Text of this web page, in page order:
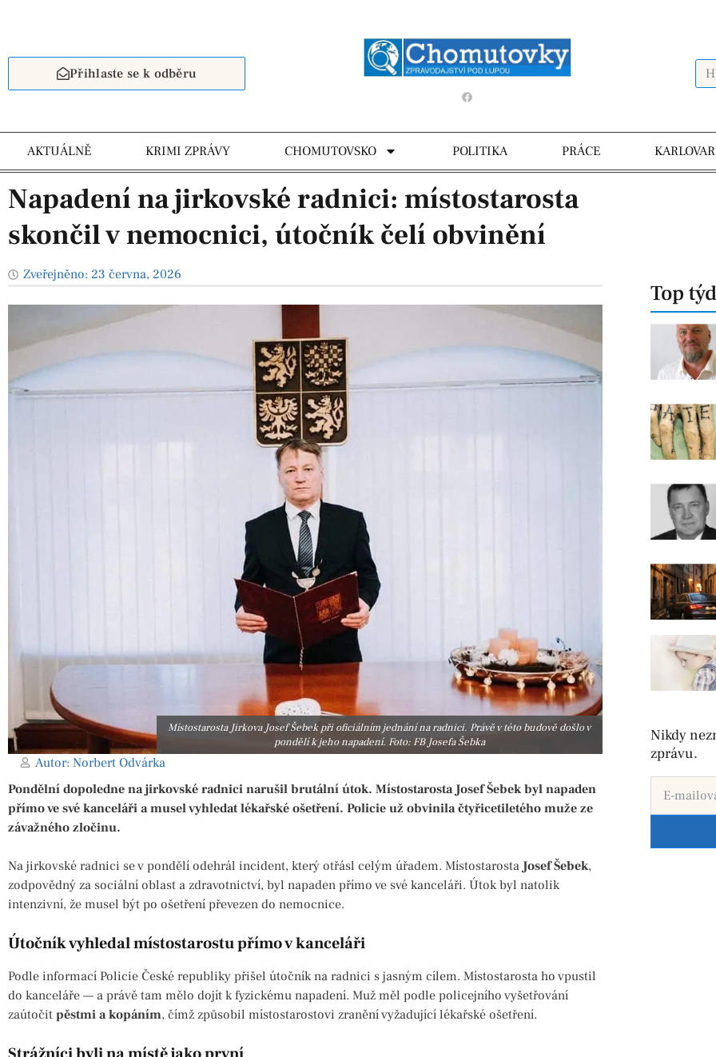
Přihlaste se k odběru
AKTUÁLNĚ KRIMI ZPRÁVY CHOMUTOVSKO POLITIKA PRÁCE
Napadení na jirkovské radnici: místostarosta
skončil v nemocnici, útočník čelí obvinění
Zveřejněno: 23 června, 2026
Místostarosta Jirkova Josef Šebek při oficiálním jednání na radnici. Právě v této budově došlo v
pondělí k jeho napadení. Foto: FB Josefa Šebka
Autor: Norbert Odvárka
Pondělní dopoledne na jirkovské radnici narušil brutální útok. Místostarosta Josef Šebek byl napaden
přímo ve své kanceláři a musel vyhledat lékařské ošetření. Policie už obvinila čtyřicetiletého muže ze
závažného zločinu.
Na jirkovské radnici se v pondělí odehrál incident, který otřásl celým úřadem. Místostarosta Josef Šebek,
zodpovědný za sociální oblast a zdravotnictví, byl napaden přímo ve své kanceláři. Útok byl natolik
intenzivní, že musel být po ošetření převezen do nemocnice.
Útočník vyhledal místostarostu přímo v kanceláři
Podle informací Policie České republiky přišel útočník na radnici s jasným cílem. Místostarosta ho vpustil
do kanceláře — a právě tam mělo dojít k fyzickému napadení. Muž měl podle policejního vyšetřování
zaútočit pěstmi a kopáním, čímž způsobil místostarostovi zranění vyžadující lékařské ošetření.
Top
Nikdy
zprávu.